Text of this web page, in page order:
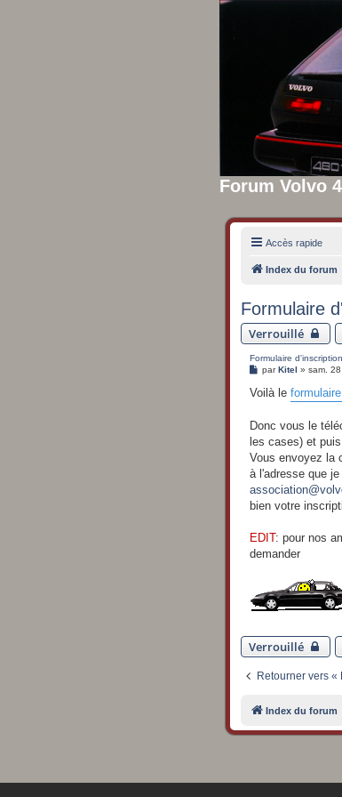
Forum Volvo
Accès rapide
Index du forum
Formulaire
Verrouillé
Formulaire
M
s
g
e
parKitel » sam.
Voilà le
Donc vous le
les cases) et
Vous envoyez la
à l'adresse que
bien votre
EDIT: pour nos
demander
Verrouillé
Retourner vers
Index du forum